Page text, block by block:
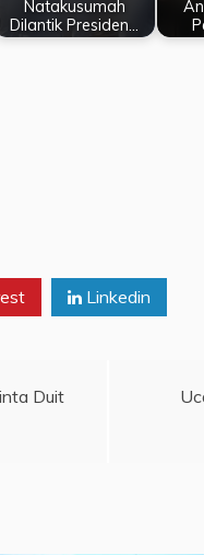
Natakusumah
Dilantik Presiden…
Linkedin
Duit